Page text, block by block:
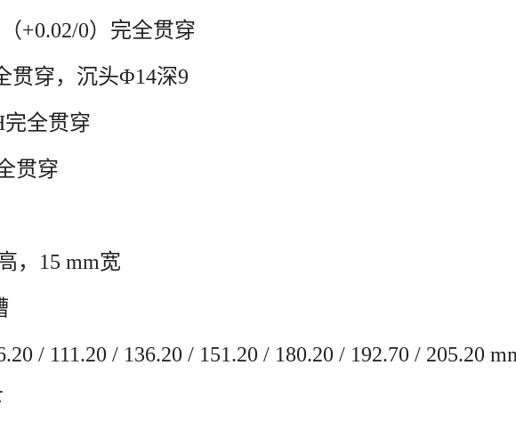
+0.02/0）完全贯穿
贯穿，沉头Φ14深9
完全贯穿
贯穿
，15 mm宽
/ 111.20 / 136.20 / 151.20 / 180.20 / 192.70 / 205.20